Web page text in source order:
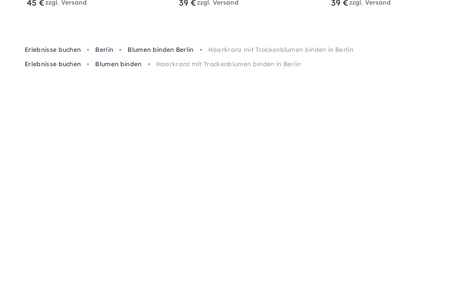
45 €zzgl. Versand 39 €zzgl. Versand 39 €zzgl. Versand
Erlebnisse buchen Berlin Blumen binden Berlin
Haarkranz mit Trockenblumen binden in Berlin
Erlebnisse buchen
Blumen binden Haarkranz mit Trockenblumen binden in Berlin